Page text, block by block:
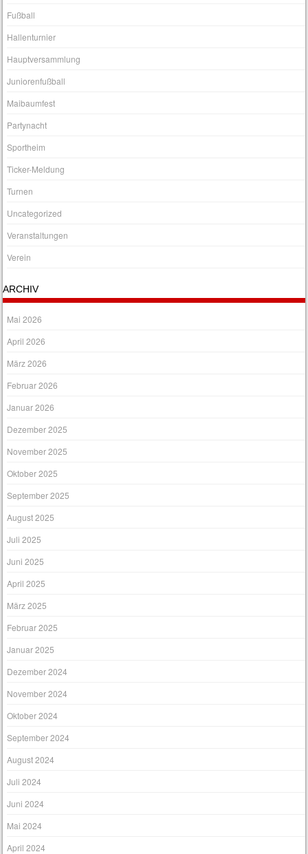
Fußball
Hallenturnier
Hauptversammlung
Juniorenfußball
Maibaumfest
Partynacht
Sportheim
Ticker-Meldung
Turnen
Uncategorized
Veranstaltungen
Verein
ARCHIV
Mai 2026
April 2026
März 2026
Februar 2026
Januar 2026
Dezember 2025
November 2025
Oktober 2025
September 2025
August 2025
Juli 2025
Juni 2025
April 2025
März 2025
Februar 2025
Januar 2025
Dezember 2024
November 2024
Oktober 2024
September 2024
August 2024
Juli 2024
Juni 2024
Mai 2024
April 2024